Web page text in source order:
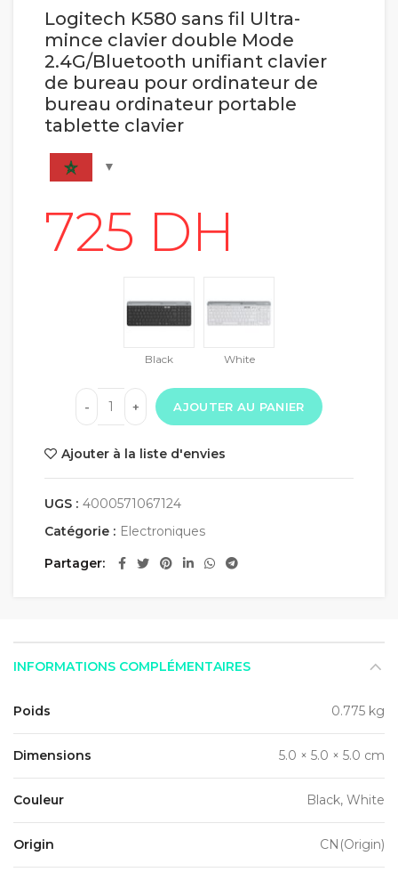
Logitech K580 sans fil Ultra-
mince clavier double Mode
2.4G/Bluetooth unifiant clavier
de bureau pour ordinateur de
bureau ordinateur portable
tablette clavier
Black White
AJOUTER AU PANIER
Ajouter à la liste d'envies
UGS : 4000571067124
Catégorie : Electroniques
Partager
INFORMATIONS COMPLÉMENTAIRES
Poids 0.775 kg
Dimensions 5.0 × 5.0 × 5.0 cm
Couleur Black, White
Origin CN(Origin)